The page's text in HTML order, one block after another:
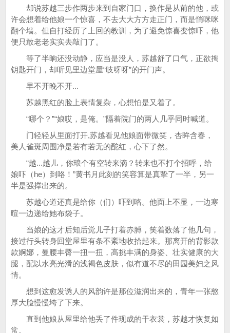
却说苏越三步作两步来到自家门口，换作是从前的他，或
许会想着给他娘一个惊喜，不去大大方方走正门，而是悄咪咪
翻个墙。但自打经历了上回的教训，为了避免惊喜变惊吓，他
便只敢老老实实去敲门了。
等了半晌还没动静，应当是没人，苏越舒了口气，正欲掏
钥匙开门，却听见里边堂屋“吱呀呀”的开门声。
早不开晚不开...
苏越黑红的脸上表情复杂，心想怕是又着了。
“哪个？”“娘哎，是俺。”隔着院门的两人几乎同时喊道。
门轻轻从里面打开,苏越看见他娘面带微笑，杏眸含春，
美人雀斑周围净是若有若无的酡红，心下了然。
“越...越儿，你琅个有空转来滴？转来也不打个招呼，给
娘吓（he）到咯！”黄书月此刻的笑容算是真挚了一半，另一
半是强撑出来的。
苏越心道还真是给你（们）吓到咯。他面上不显，一边寒
暄一边递给她布袋子。
当娘的这才后知后觉儿子打着赤膊，笑着数落了他几句，
接过行头转身回堂屋里有条不紊地收拾起来。那离开的背影款
款婀娜，曼腰丰臀一扭一扭，高挑丰满的身姿、壮实健康的大
腿，配以水亮光滑的浅褐色皮肤，似有道不尽的田园美妇之风
情。
想到这愈发诱人的风韵许是那位滋润出来的，青年一张憨
厚大脸慢慢垮了下来。
直到他娘从屋里给他丢了件现成的干衣裳，苏越才恢复如
常。